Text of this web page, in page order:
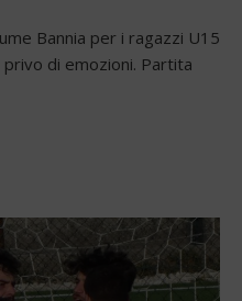
Bannia per i ragazzi U15
di emozioni. Partita